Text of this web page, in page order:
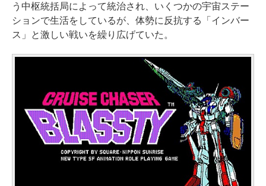
う中枢統括局によって統治され、いくつかの宇宙ステー
ションで生活をしているが、体勢に反抗する「インバー
ス」と激しい戦いを繰り広げていた。